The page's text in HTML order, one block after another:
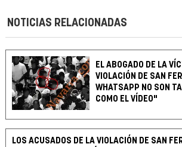
NOTICIAS RELACIONADAS
EL ABOGADO DE LA
VIOLACIÓN DE SAN
WHATSAPP NO SON
COMO EL VÍDEO"
LOS ACUSADOS DE LA VIOLACIÓN DE SAN